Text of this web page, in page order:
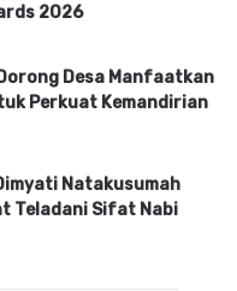
2026
Desa Manfaatkan
Perkuat Kemandirian
Natakusumah
Teladani Sifat Nabi